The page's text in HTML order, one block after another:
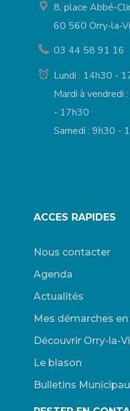
8, place Abbé-
60 560 Orry-la-
03 44 58 91 16
Lundi : 14h30 -
Mardi à
- 17h30
Samedi : 9h30 -
ACCES RAPIDES
Nous contacter
Agenda
Actualités
Mes démarches
Découvrir Orry-la-
Le blason
Bulletins